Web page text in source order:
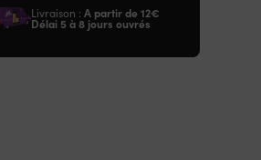
Livraison : A partir de 12€
Délai 5 à 8 jours ouvrés